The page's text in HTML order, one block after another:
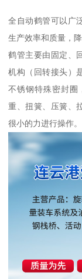
全自动鹤管可以广
生产效率和质量，
鹤管主要由固定、
机构（回转接头）
不锈钢特殊密封圈
重、扭簧、压簧、
很小的力进行操作。